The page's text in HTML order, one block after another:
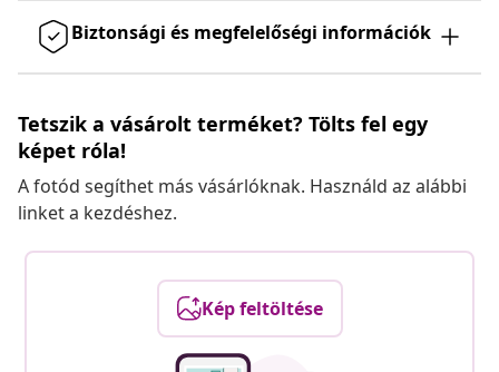
Biztonsági és megfelelőségi információk
Tetszik a vásárolt terméket? Tölts fel egy
képet róla!
A fotód segíthet más vásárlóknak. Használd az alábbi
linket a kezdéshez.
Kép feltöltése